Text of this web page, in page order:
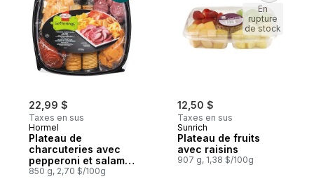
22,99 $
Taxes en sus
Hormel
Plateau de
charcuteries avec
pepperoni et salami
de Gênes
850 g, 2,70 $/100g
12,50 $
Taxes en sus
Sunrich
Plateau de fruits
avec raisins
907 g, 1,38 $/100g
En
rupture
de stock